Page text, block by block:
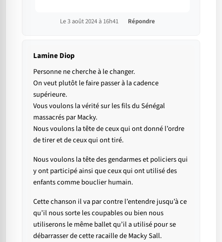
Le 3 août 2024 à 16h41 Répondre
Lamine Diop
Personne ne cherche à le changer.
On veut plutôt le faire passer à la cadence
supérieure.
Vous voulons la vérité sur les fils du Sénégal
massacrés par Macky.
Nous voulons la tête de ceux qui ont donné l’ordre
de tirer et de ceux qui ont tiré.
Nous voulons la tête des gendarmes et policiers qui
y ont participé ainsi que ceux qui ont utilisé des
enfants comme bouclier humain.
Cette chanson il va par contre l’entendre jusqu’à ce
qu’il nous sorte les coupables ou bien nous
utiliserons le même ballet qu’il a utilisé pour se
débarrasser de cette racaille de Macky Sall.